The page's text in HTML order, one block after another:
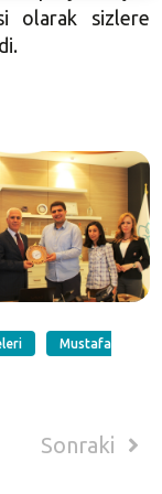
olarak sizlere
Mustafa
Sonraki